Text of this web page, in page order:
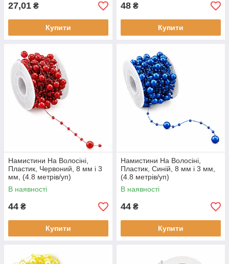
27,01 ₴
Купити
48 ₴
Купити
Намистини На Волосіні,
Пластик, Червоний, 8 мм і 3
мм, (4.8 метрів/уп)
В наявності
44 ₴
Купити
Намистини На Волосіні,
Пластик, Синій, 8 мм і 3 мм,
(4.8 метрів/уп)
В наявності
44 ₴
Купити